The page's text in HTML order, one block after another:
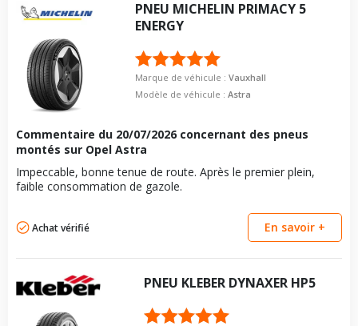
PNEU MICHELIN PRIMACY 5
ENERGY
Marque de véhicule :Vauxhall
Modèle de véhicule :Astra
Commentaire du 20/07/2026 concernant des pneus
montés sur Opel Astra
Impeccable, bonne tenue de route. Après le premier plein,
faible consommation de gazole.
Achat vérifié En savoir +
PNEU KLEBER DYNAXER HP5